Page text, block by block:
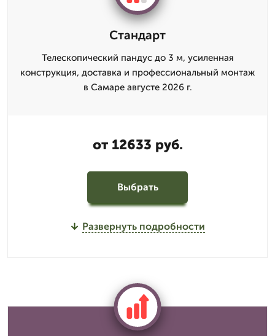
Стандарт
Телескопический пандус до 3 м, усиленная
конструкция, доставка и профессиональный монтаж
в Самаре августе 2026 г.
от 12633 руб.
Выбрать
Развернуть подробности